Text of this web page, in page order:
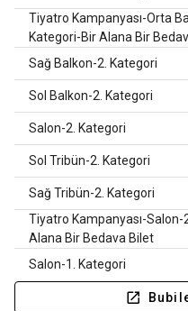
Tiyatro Kampanyası-Orta
Kategori-Bir Alana Bir
Sağ Balkon-2. Kategori
Sol Balkon-2. Kategori
Salon-2. Kategori
Sol Tribün-2. Kategori
Sağ Tribün-2. Kategori
Tiyatro Kampanyası-Salon-
Alana Bir Bedava Bilet
Salon-1. Kategori